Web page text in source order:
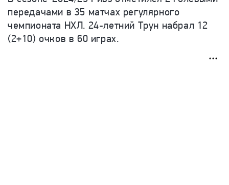
передачами в 35 матчах регулярного
чемпионата НХЛ. 24-летний Трун набрал 12
(2+10) очков в 60 играх.